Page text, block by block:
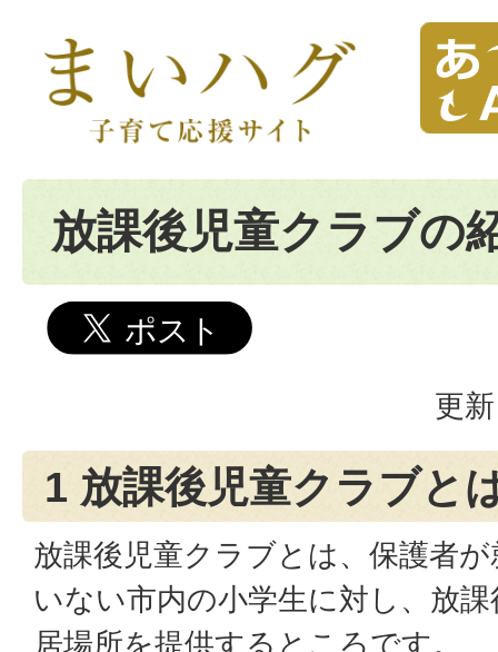
放課後児童クラブの
更
1 放課後児童クラブと
放課後児童クラブとは、保護者
いない市内の小学生に対し、放
居場所を提供するところです。